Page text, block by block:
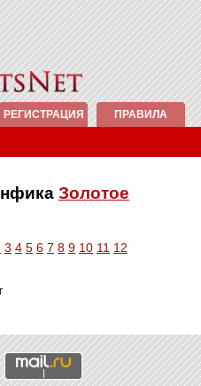
РЕГИСТРАЦИЯ ПРАВИЛА
Золотое
3 4 5 6 7 8 9 10 11 12